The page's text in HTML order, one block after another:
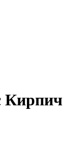
Кирпич